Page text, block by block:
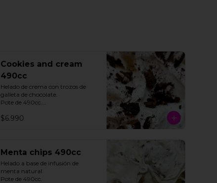
Cookies and cream
490cc
Helado de crema con trozos de
galleta de chocolate.
Pote de 490cc.
**FOTO REFERENCIAL**
$6.990
Menta chips 490cc
Helado a base de infusión de
menta natural.
Pote de 490cc.